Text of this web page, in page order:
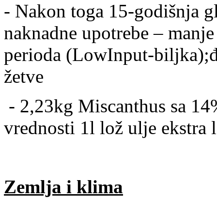
- Nakon toga 15-godišnja
naknadne upotrebe –
perioda (LowInput-
žetve
- 2,23kg Miscanthus sa
vrednosti 1l lož ulje ekstra
Zemlja i klima